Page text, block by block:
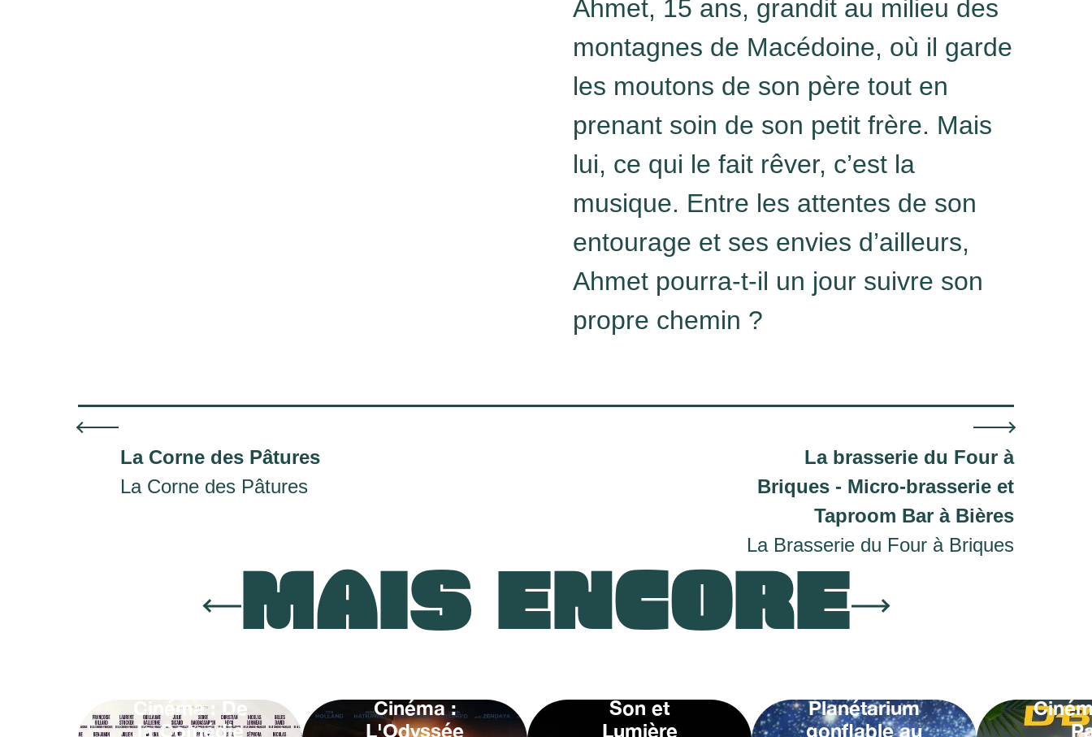
Ahmet, 15 ans, grandit au milieu des
montagnes de Macédoine, où il garde
les moutons de son père tout en
prenant soin de son petit frère. Mais
lui, ce qui le fait rêver, c’est la
musique. Entre les attentes de son
entourage et ses envies d’ailleurs,
Ahmet pourra-t-il un jour suivre son
propre chemin ?
La Corne des Pâtures
La Corne des Pâtures
La brasserie du Four à
Briques - Micro-brasserie et
Taproom Bar à Bières
La Brasserie du Four à Briques
MAIS ENCORE
Cinéma : De
la Comédie
Cinéma :
L'Odyssée
Son et
Lumière
Planétarium
gonflable au